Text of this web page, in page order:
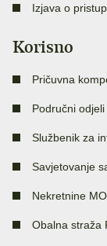
Izjava o
Korisno
Pričuvna
Područni
Službenik za
Savjetovanje
Nekretnine
Obalna straža